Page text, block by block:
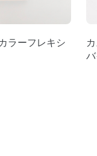
ラーフレキシ